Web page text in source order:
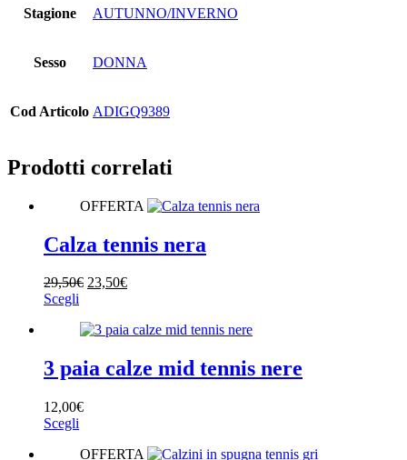
Stagione AUTUNNO/INVERNO
Sesso DONNA
Cod Articolo ADIGQ9389
Prodotti correlati
OFFERTA
Calza tennis nera
29,50€ Il
era:
23,50€Il
è:
Scegli
ha
varianti.
Le
possono
essere
scelte
3 paia calze mid tennis nere
12,00€
Scegli
ha
OFFERTA